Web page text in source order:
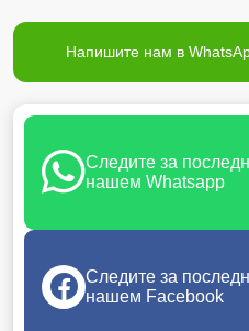
Напишите нам в
Следите за
нашем Whatsapp
Следите за
нашем Facebook